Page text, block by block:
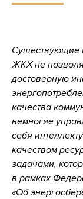
Существующие
ЖКХ не
достоверную
качества
немногие
себя
качеством
задачами,
в рамках
«Об